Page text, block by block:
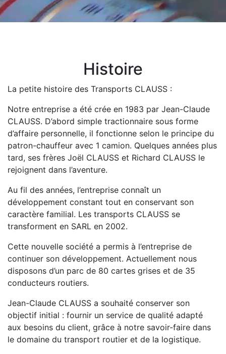
Histoire
La petite histoire des Transports CLAUSS :
Notre entreprise a été crée en 1983 par Jean-Claude
CLAUSS. D’abord simple tractionnaire sous forme
d’affaire personnelle, il fonctionne selon le principe du
patron-chauffeur avec 1 camion. Quelques années plus
tard, ses frères Joël CLAUSS et Richard CLAUSS le
rejoignent dans l’aventure.
Au fil des années, l’entreprise connaît un
développement constant tout en conservant son
caractère familial. Les transports CLAUSS se
transforment en SARL en 2002.
Cette nouvelle société a permis à l’entreprise de
continuer son développement. Actuellement nous
disposons d’un parc de 80 cartes grises et de 35
conducteurs routiers.
Jean-Claude CLAUSS a souhaité conserver son
objectif initial : fournir un service de qualité adapté
aux besoins du client, grâce à notre savoir-faire dans
le domaine du transport routier et de la logistique.